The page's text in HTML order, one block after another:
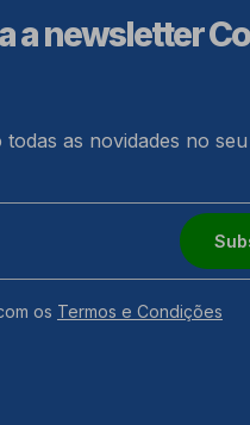
a newsletter
as novidades no
os Termos e Condições